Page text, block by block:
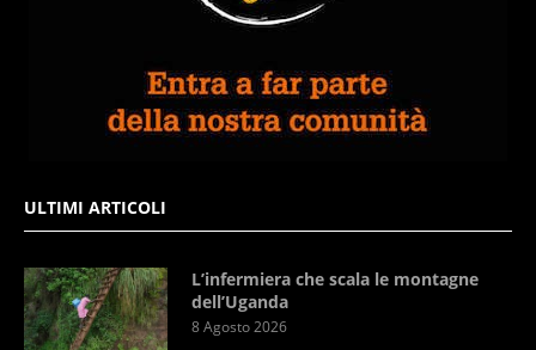
ULTIMI ARTICOLI
L’infermiera che scala le montagne
dell’Uganda
8 Agosto 2026